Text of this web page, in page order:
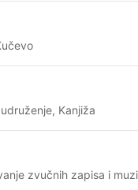
Kanjiža
zvučnih zapisa i